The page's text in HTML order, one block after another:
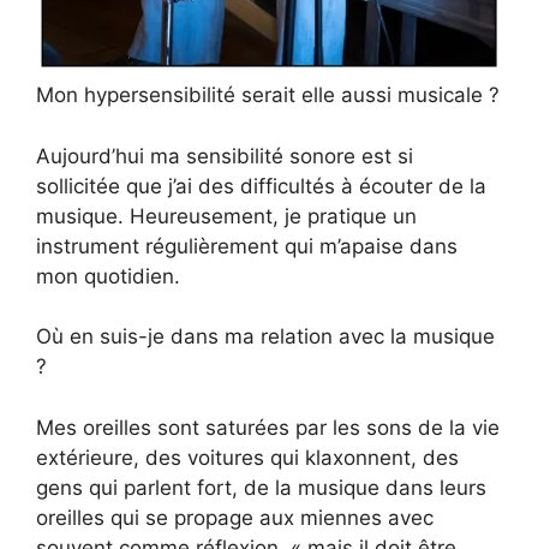
Mon hypersensibilité serait elle aussi musicale ?
Aujourd’hui ma sensibilité sonore est si
sollicitée que j’ai des difficultés à écouter de la
musique. Heureusement, je pratique un
instrument régulièrement qui m’apaise dans
mon quotidien.
Où en suis-je dans ma relation avec la musique
?
Mes oreilles sont saturées par les sons de la vie
extérieure, des voitures qui klaxonnent, des
gens qui parlent fort, de la musique dans leurs
oreilles qui se propage aux miennes avec